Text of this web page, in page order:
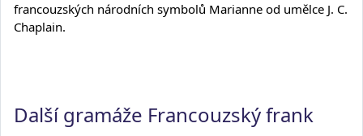
francouzských národních symbolů Marianne od umělce J. C.
Chaplain.
Další gramáže Francouzský frank